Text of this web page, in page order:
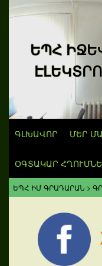
ԵՊՀ
ԳԼԽԱՎՈՐ ՄԵՐ
ՕԳՏԱԿԱՐ
ԵՊՀ ԻՄ ԳՐԱԴԱՐԱՆ >